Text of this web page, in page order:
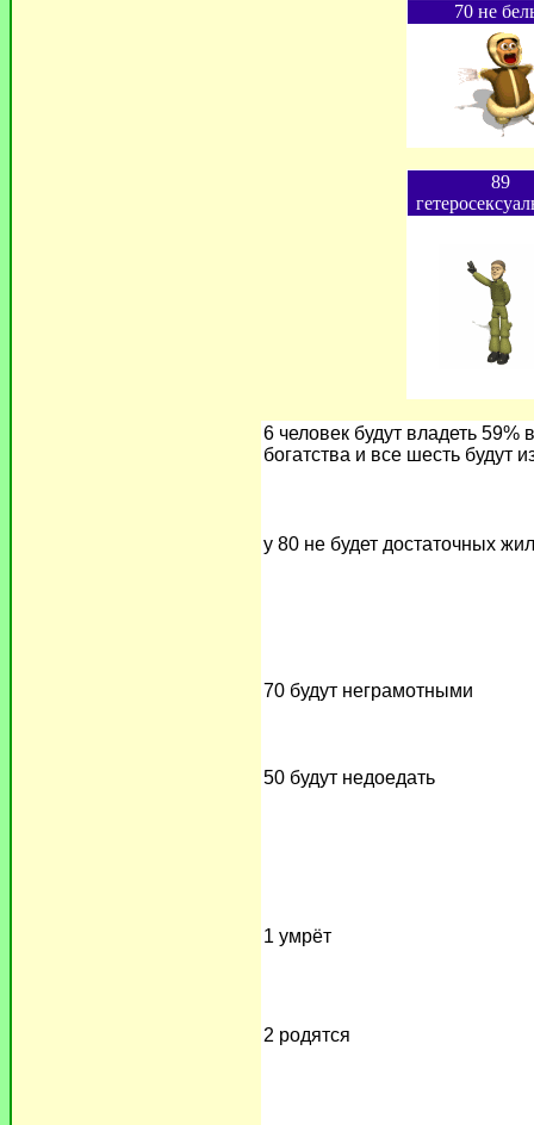
70 не
89
6 человек будут владеть 59%
богатства и все шесть будут
у 80 не будет достаточных
70 будут неграмотными
50 будут недоедать
1 умрёт
2 родятся